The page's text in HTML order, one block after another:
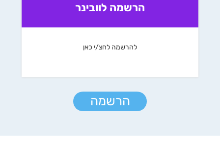
הרשמה לוובינר
להרשמה לחצ/י כאן
הרשמה